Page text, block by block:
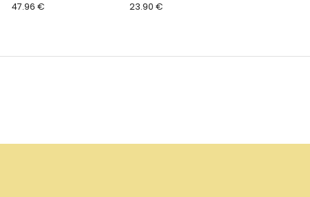
47.96 €
melódiami, Raccoon
23.90 €